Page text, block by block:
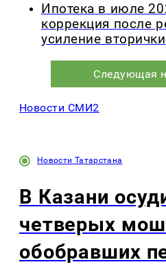
Ипотека в июле
коррекция после
усиление вторички
Следующая
Новости СМИ2
Новости Татарстана
В Казани
четверых
обобравших